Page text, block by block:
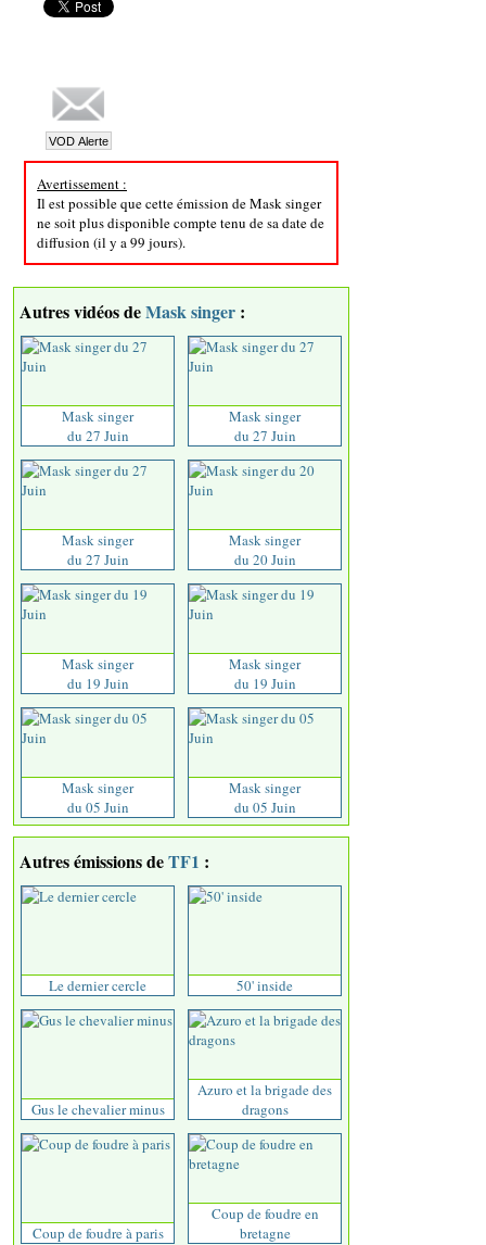
Avertissement :
Il est possible que cette émission de Mask singer
ne soit plus disponible compte tenu de sa date de
diffusion (il y a 99 jours).
Autres vidéos deMask singer :
Mask singer
du 27 Juin
Mask singer
du 27 Juin
Mask singer
du 27 Juin
Mask singer
du 20 Juin
Mask singer
du 19 Juin
Mask singer
du 19 Juin
Mask singer
du 05 Juin
Mask singer
du 05 Juin
Autres émissions deTF1 :
Le dernier cercle 50' inside
Gus le chevalier minus
Azuro et la brigade des
dragons
Coup de foudre à paris
Coup de foudre en
bretagne